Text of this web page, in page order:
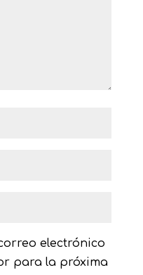
electrónico
para la próxima